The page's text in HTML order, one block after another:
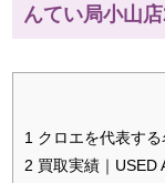
んてい局小山店
1 クロエを代表す
2 買取実績｜USED